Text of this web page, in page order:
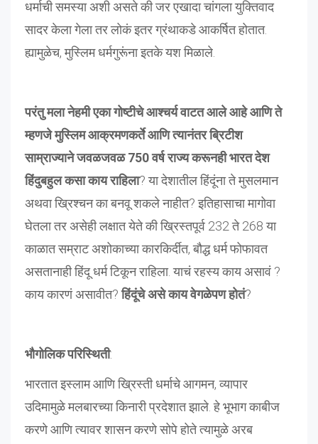
धर्माची समस्या अशी असते की जर एखादा चांगला युक्तिवाद
सादर केला गेला तर लोकं इतर ग्रंथाकडे आकर्षित होतात.
ह्यामुळेच, मुस्लिम धर्मगुरूंना इतके यश मिळाले.
परंतु मला नेहमी एका गोष्टीचे आश्चर्य वाटत आले आहे आणि ते
म्हणजे मुस्लिम आक्रमणकर्ते आणि त्यानंतर ब्रिटीश
साम्राज्याने जवळजवळ 750 वर्ष राज्य करूनही भारत देश
हिंदुबहुल कसा काय राहिला? या देशातील हिंदूंना ते मुसलमान
अथवा ख्रिश्चन का बनवू शकले नाहीत? इतिहासाचा मागोवा
घेतला तर असेही लक्षात येते की ख्रिस्तपूर्व 232 ते 268 या
काळात सम्राट अशोकाच्या कारकिर्दीत, बौद्ध धर्म फोफावत
असतानाही हिंदू धर्म टिकून राहिला. याचं रहस्य काय असावं ?
काय कारणं असावीत?हिंदूंचे असे काय वेगळेपण होतं?
भौगोलिक परिस्थिती:
भारतात इस्लाम आणि ख्रिस्ती धर्माचे आगमन, व्यापार
उदिमामुळे मलबारच्या किनारी प्रदेशात झाले. हे भूभाग काबीज
करणे आणि त्यावर शासन करणे सोपे होते त्यामुळे अरब